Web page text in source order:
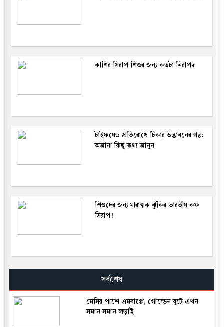
কাশির সিরাপ শিশুর জন্য কতটা নিরাপদ
টাইফয়েড প্রতিরোধে টিকার উদ্ভাবনের গল্প:
অজানা কিছু তথ্য জানুন
শিশুদের জন্য মারাত্মক ঝুঁকির ভারতীয় কফ
সিরাপ!
সর্বশেষ
মেসির পাশে এমবাপ্পে, গোল্ডেন বুটে এখন
সমান সমান লড়াই